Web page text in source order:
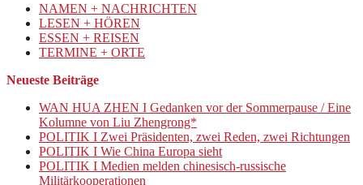
NAMEN + NACHRICHTEN
LESEN + HÖREN
ESSEN + REISEN
TERMINE + ORTE
Neueste Beiträge
WAN HUA ZHEN I Gedanken vor der Sommerpause / Eine
Kolumne von Liu Zhengrong*
POLITIK I Zwei Präsidenten, zwei Reden, zwei Richtungen
POLITIK I Wie China Europa sieht
POLITIK I Medien melden chinesisch-russische
Militärkooperationen